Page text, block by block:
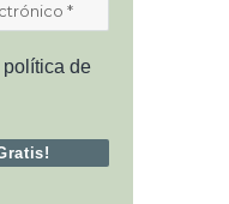
política de